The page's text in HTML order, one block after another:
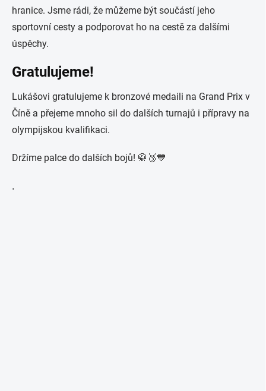
hranice. Jsme rádi, že můžeme být součástí jeho
sportovní cesty a podporovat ho na cestě za dalšími
úspěchy.
Gratulujeme!
Lukášovi gratulujeme k bronzové medaili na Grand Prix v
Číně a přejeme mnoho sil do dalších turnajů i přípravy na
olympijskou kvalifikaci.
Držíme palce do dalších bojů! 🥋🥉💙
.